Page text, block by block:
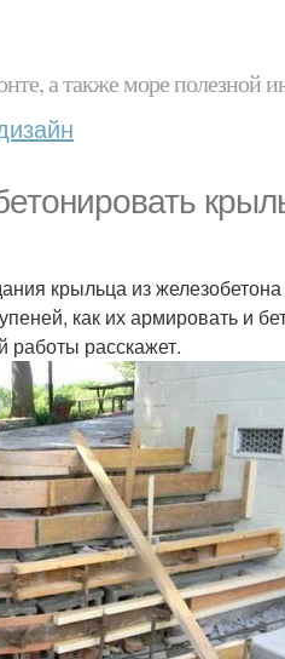
а также море полезной
крыльца из
как их армировать и
работы расскажет.